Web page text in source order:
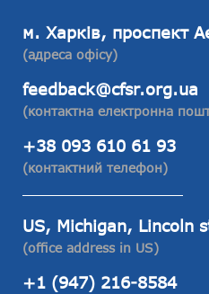
м. Харків, проспект
(адреса офісу)
feedback@cfsr.org.ua
(контактна електронна
+38 093 610 61 93
(контактний телефон)
US, Michigan, Lincoln
(office address in US)
+1 (947) 216-8584